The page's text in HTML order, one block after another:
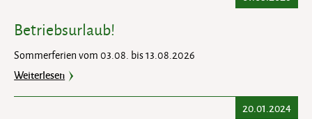
Betriebsurlaub!
Sommerferien vom 03.08. bis 13.08.2026
Weiterlesen
20.01.2024